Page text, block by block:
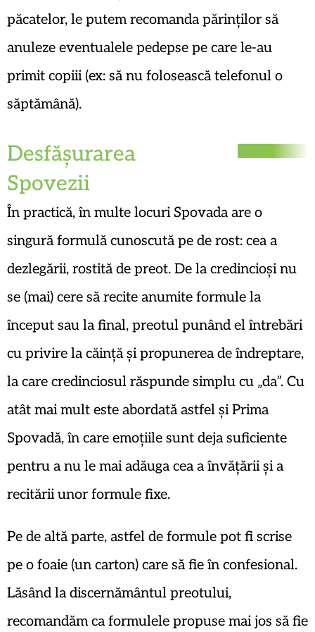
păcatelor, le putem recomanda părinților să
anuleze eventualele pedepse pe care le-au
primit copiii (ex: să nu folosească telefonul o
săptămână).
Desfășurarea
Spovezii
În practică, în multe locuri Spovada are o
singură formulă cunoscută pe de rost: cea a
dezlegării, rostită de preot. De la credincioși nu
se (mai) cere să recite anumite formule la
început sau la final, preotul punând el întrebări
cu privire la căință și propunerea de îndreptare,
la care credinciosul răspunde simplu cu „da”. Cu
atât mai mult este abordată astfel și Prima
Spovadă, în care emoțiile sunt deja suficiente
pentru a nu le mai adăuga cea a învățării și a
recitării unor formule fixe.
Pe de altă parte, astfel de formule pot fi scrise
pe o foaie (un carton) care să fie în confesional.
Lăsând la discernământul preotului,
recomandăm ca formulele propuse mai jos să fie